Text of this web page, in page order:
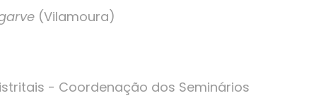
(Vilamoura)
- Coordenação dos Seminários